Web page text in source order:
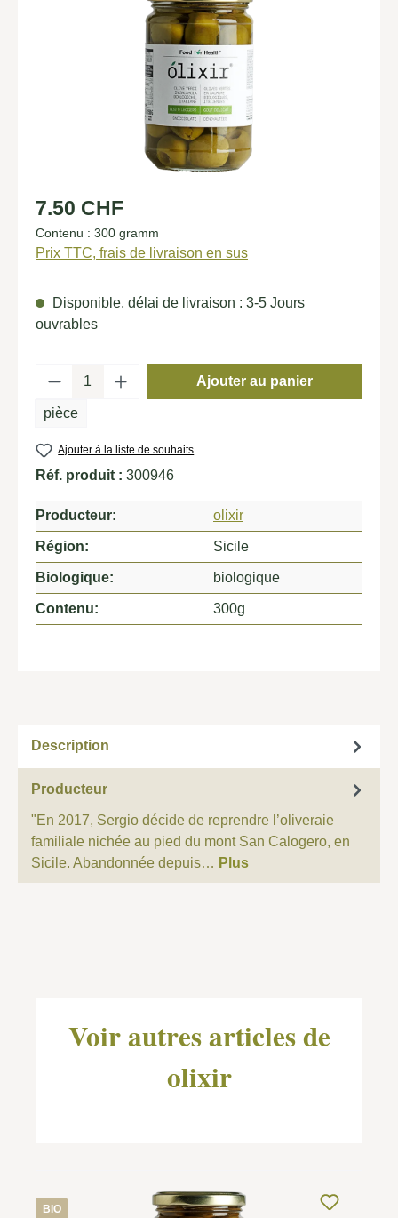
Prix régulier :
7.50 CHF
Contenu : 300 gramm
Prix TTC, frais de livraison en sus
Disponible, délai de livraison : 3-5 Jours
ouvrables
Quantité de produit : Entrez la quantité
pièce
Ajouter au panier
Ajouter à la liste de souhaits
Réf. produit : 300946
Producteur: olixir
Région: Sicile
Biologique: biologique
Contenu: 300g
Description
Producteur
"En 2017, Sergio décide de reprendre l’oliveraie
familiale nichée au pied du mont San Calogero, en
Sicile. Abandonnée depuis… Plus
Voir autres articles de
olixir
BIO